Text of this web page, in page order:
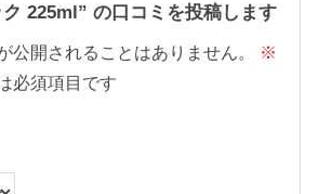
225ml” の口コミを投稿します
公開されることはありません。
※
必須項目です